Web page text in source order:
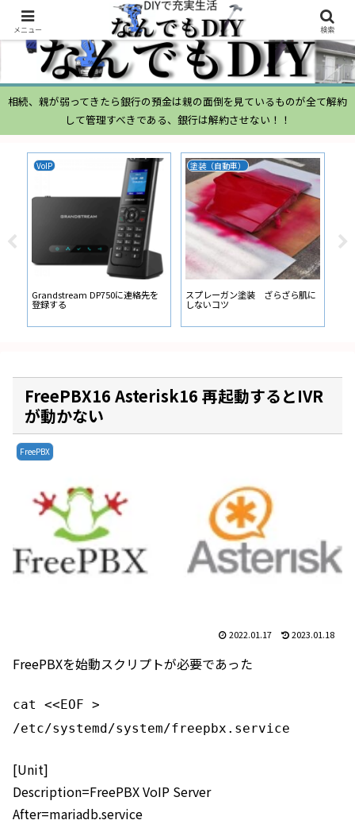
相続、親が弱ってきたら銀行の預金は親の面倒を見ているものが全て解約
して管理すべきである、銀行は解約させない！！
VoIP
Grandstream DP750に連絡先を
登録する
塗装（自動車）
スプレーガン塗装 ざらざら肌に
しないコツ
ム
FreePBX16 Asterisk16 再起動するとIVR
が動かない
FreePBX
2022.01.17 2023.01.18
FreePBXを始動スクリプトが必要であった
cat <<EOF >
/etc/systemd/system/freepbx.service
[Unit]
Description=FreePBX VoIP Server
After=mariadb.service
メニュー 検索